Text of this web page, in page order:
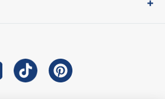
Auzou